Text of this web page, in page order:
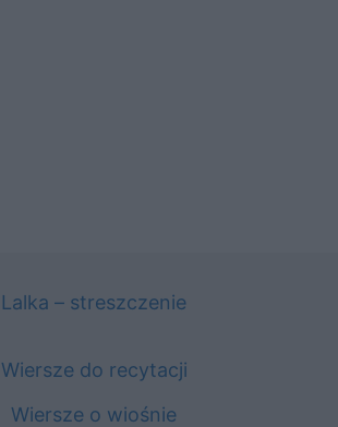
Lalka – streszczenie
Wiersze do recytacji
Wiersze o wiośnie